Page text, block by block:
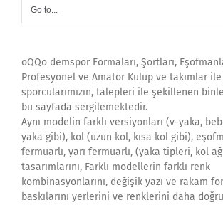
Go to...
oQQo demspor Formaları, Şortları,
Profesyonel ve Amatör Kulüp ve takımlar
sporcularımızın, talepleri ile şekillenen
bu sayfada sergilemektedir.
Aynı modelin farklı versiyonları (v-yaka,
yaka gibi), kol (uzun kol, kısa kol gibi),
fermuarlı, yarı fermuarlı, (yaka tipleri, kol
tasarımlarını, Farklı modellerin farklı renk
kombinasyonlarını, değişik yazı ve rakam
baskılarını yerlerini ve renklerini daha